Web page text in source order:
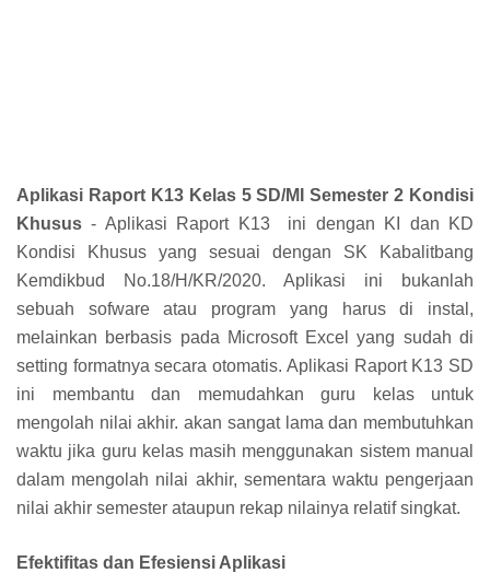
Aplikasi Raport K13 Kelas 5 SD/MI Semester 2 Kondisi
Khusus - Aplikasi Raport K13 ini dengan KI dan KD
Kondisi Khusus yang sesuai dengan SK Kabalitbang
Kemdikbud No.18/H/KR/2020. Aplikasi ini
bukanlah
sebuah sofware atau program yang harus di instal,
melainkan berbasis pada Microsoft Excel yang sudah di
setting formatnya secara otomatis. Aplikasi Raport K13 SD
ini membantu dan memudahkan guru kelas untuk
mengolah nilai akhir. akan sangat lama dan membutuhkan
waktu jika guru kelas masih menggunakan sistem manual
dalam mengolah nilai akhir, sementara waktu pengerjaan
nilai akhir semester ataupun rekap nilainya relatif singkat.
Efektifitas dan Efesiensi Aplikasi